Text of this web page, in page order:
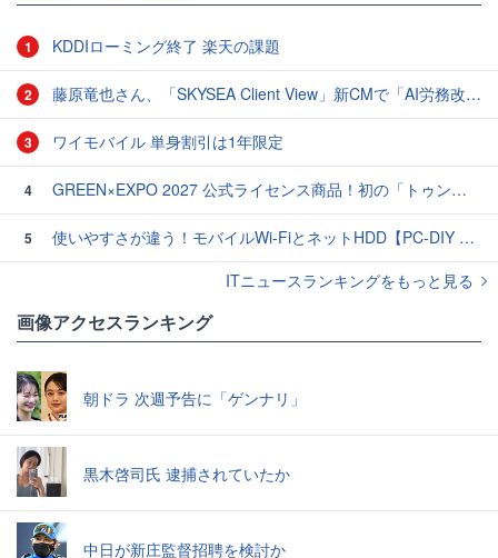
1 KDDIローミング終了 楽天の課題
2 藤原竜也さん、「SKYSEA Client View」新CMで「AI労務改善」をアピール 働き方をAIが分析したら「すぐに休んで」と言われる？
3 ワイモバイル 単身割引は1年限定
4 GREEN×EXPO 2027 公式ライセンス商品！初の「トゥンクトゥンク」公式LINEスタンプ、販売開始
5
使いやすさが違う！モバイルWi-FiとネットHDD【PC-DIY 秋の陣】
ITニュースランキングをもっと見る
画像アクセスランキング
朝ドラ 次週予告に「ゲンナリ」
黒木啓司氏 逮捕されていたか
中日が新庄監督招聘を検討か